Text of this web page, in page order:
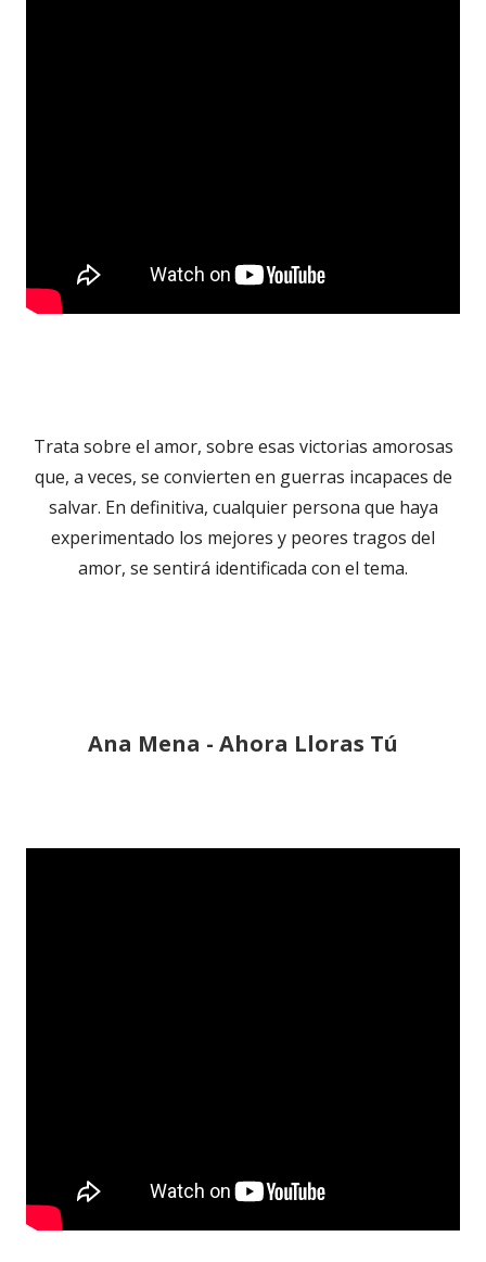
Trata sobre el amor, sobre esas victorias amorosas
que, a veces, se convierten en guerras incapaces de
salvar. En definitiva, cualquier persona que haya
experimentado los mejores y peores tragos del
amor, se sentirá identificada con el tema.
Ana Mena - Ahora Lloras Tú